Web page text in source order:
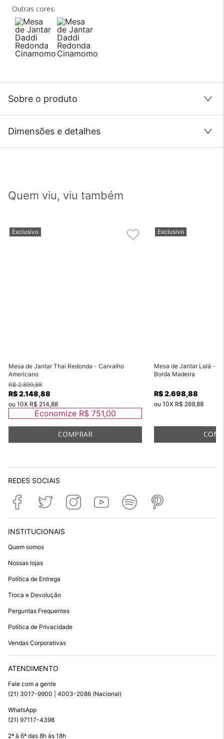
Outras cores:
Sobre o produto
Dimensões e detalhes
Quem viu, viu também
Exclusivo
Mesa de Jantar Thai Redonda - Carvalho
Americano
R$ 2.899,88
R$ 2.148,88
ou 10X R$ 214,88
Economize R$ 751,00
Exclusivo
Mesa de Jantar Lalá -
Borda Madeira
R$ 2.698,88
ou10X R$ 269,88
REDES SOCIAIS
INSTITUCIONAIS
Quem somos
Nossas lojas
Política de Entrega
Troca e Devolução
Perguntas Frequentes
Política de Privacidade
Vendas Corporativas
ATENDIMENTO
Fale com a gente
(21) 3017-9900 | 4003-2086 (Nacional)
WhatsApp
(21) 97117-4398
2ª à 6ª das 8h às 18h